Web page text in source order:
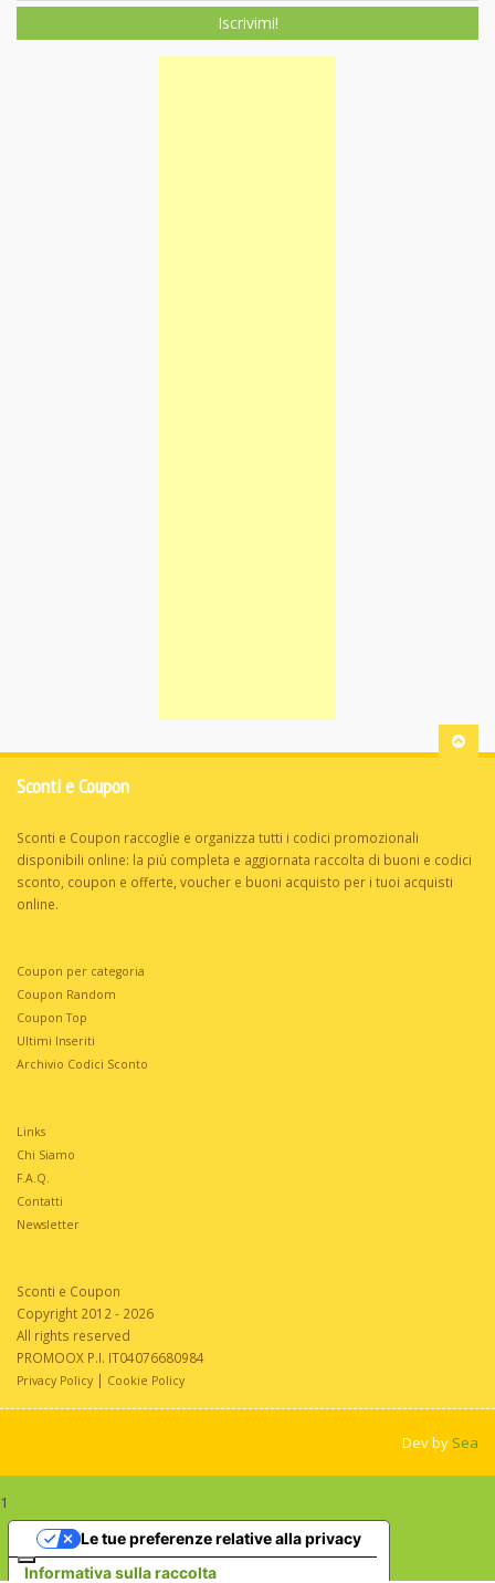
Iscrivimi!
Sconti e Coupon
Sconti e Coupon raccoglie e organizza tutti i codici promozionali
disponibili online: la più completa e aggiornata raccolta di buoni e codici
sconto, coupon e offerte, voucher e buoni acquisto per i tuoi acquisti
online.
Coupon per categoria
Coupon Random
Coupon Top
Ultimi Inseriti
Archivio Codici Sconto
Links
Chi Siamo
F.A.Q.
Contatti
Newsletter
Sconti e Coupon
Copyright 2012 - 2026
All rights reserved
PROMOOX P.I. IT04076680984
Privacy Policy | Cookie Policy
Dev by Sea
1
Informativa sulla raccolta
Le tue preferenze relative alla privacy